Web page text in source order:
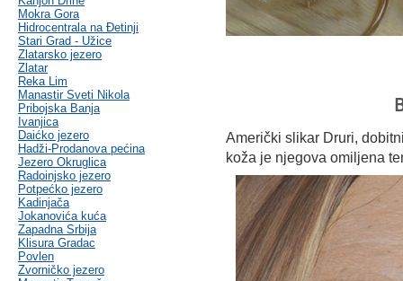
Mokra Gora
Hidrocentrala na Đetinji
Stari Grad - Užice
Zlatarsko jezero
Zlatar
Reka Lim
Manastir Sveti Nikola
Pribojska Banja
Ivanjica
Daićko jezero
Hadži-Prodanova pećina
Jezero Okruglica
Radoinjsko jezero
Potpećko jezero
Kadinjača
Jokanovića kuća
Zapadna Srbija
Klisura Gradac
Povlen
Zvorničko jezero
Američki slikar Druri,
koža je njegova omiljena